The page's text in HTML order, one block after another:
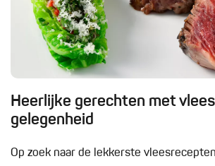
Heerlijke gerechten met
gelegenheid
Op zoek naar de lekkerste